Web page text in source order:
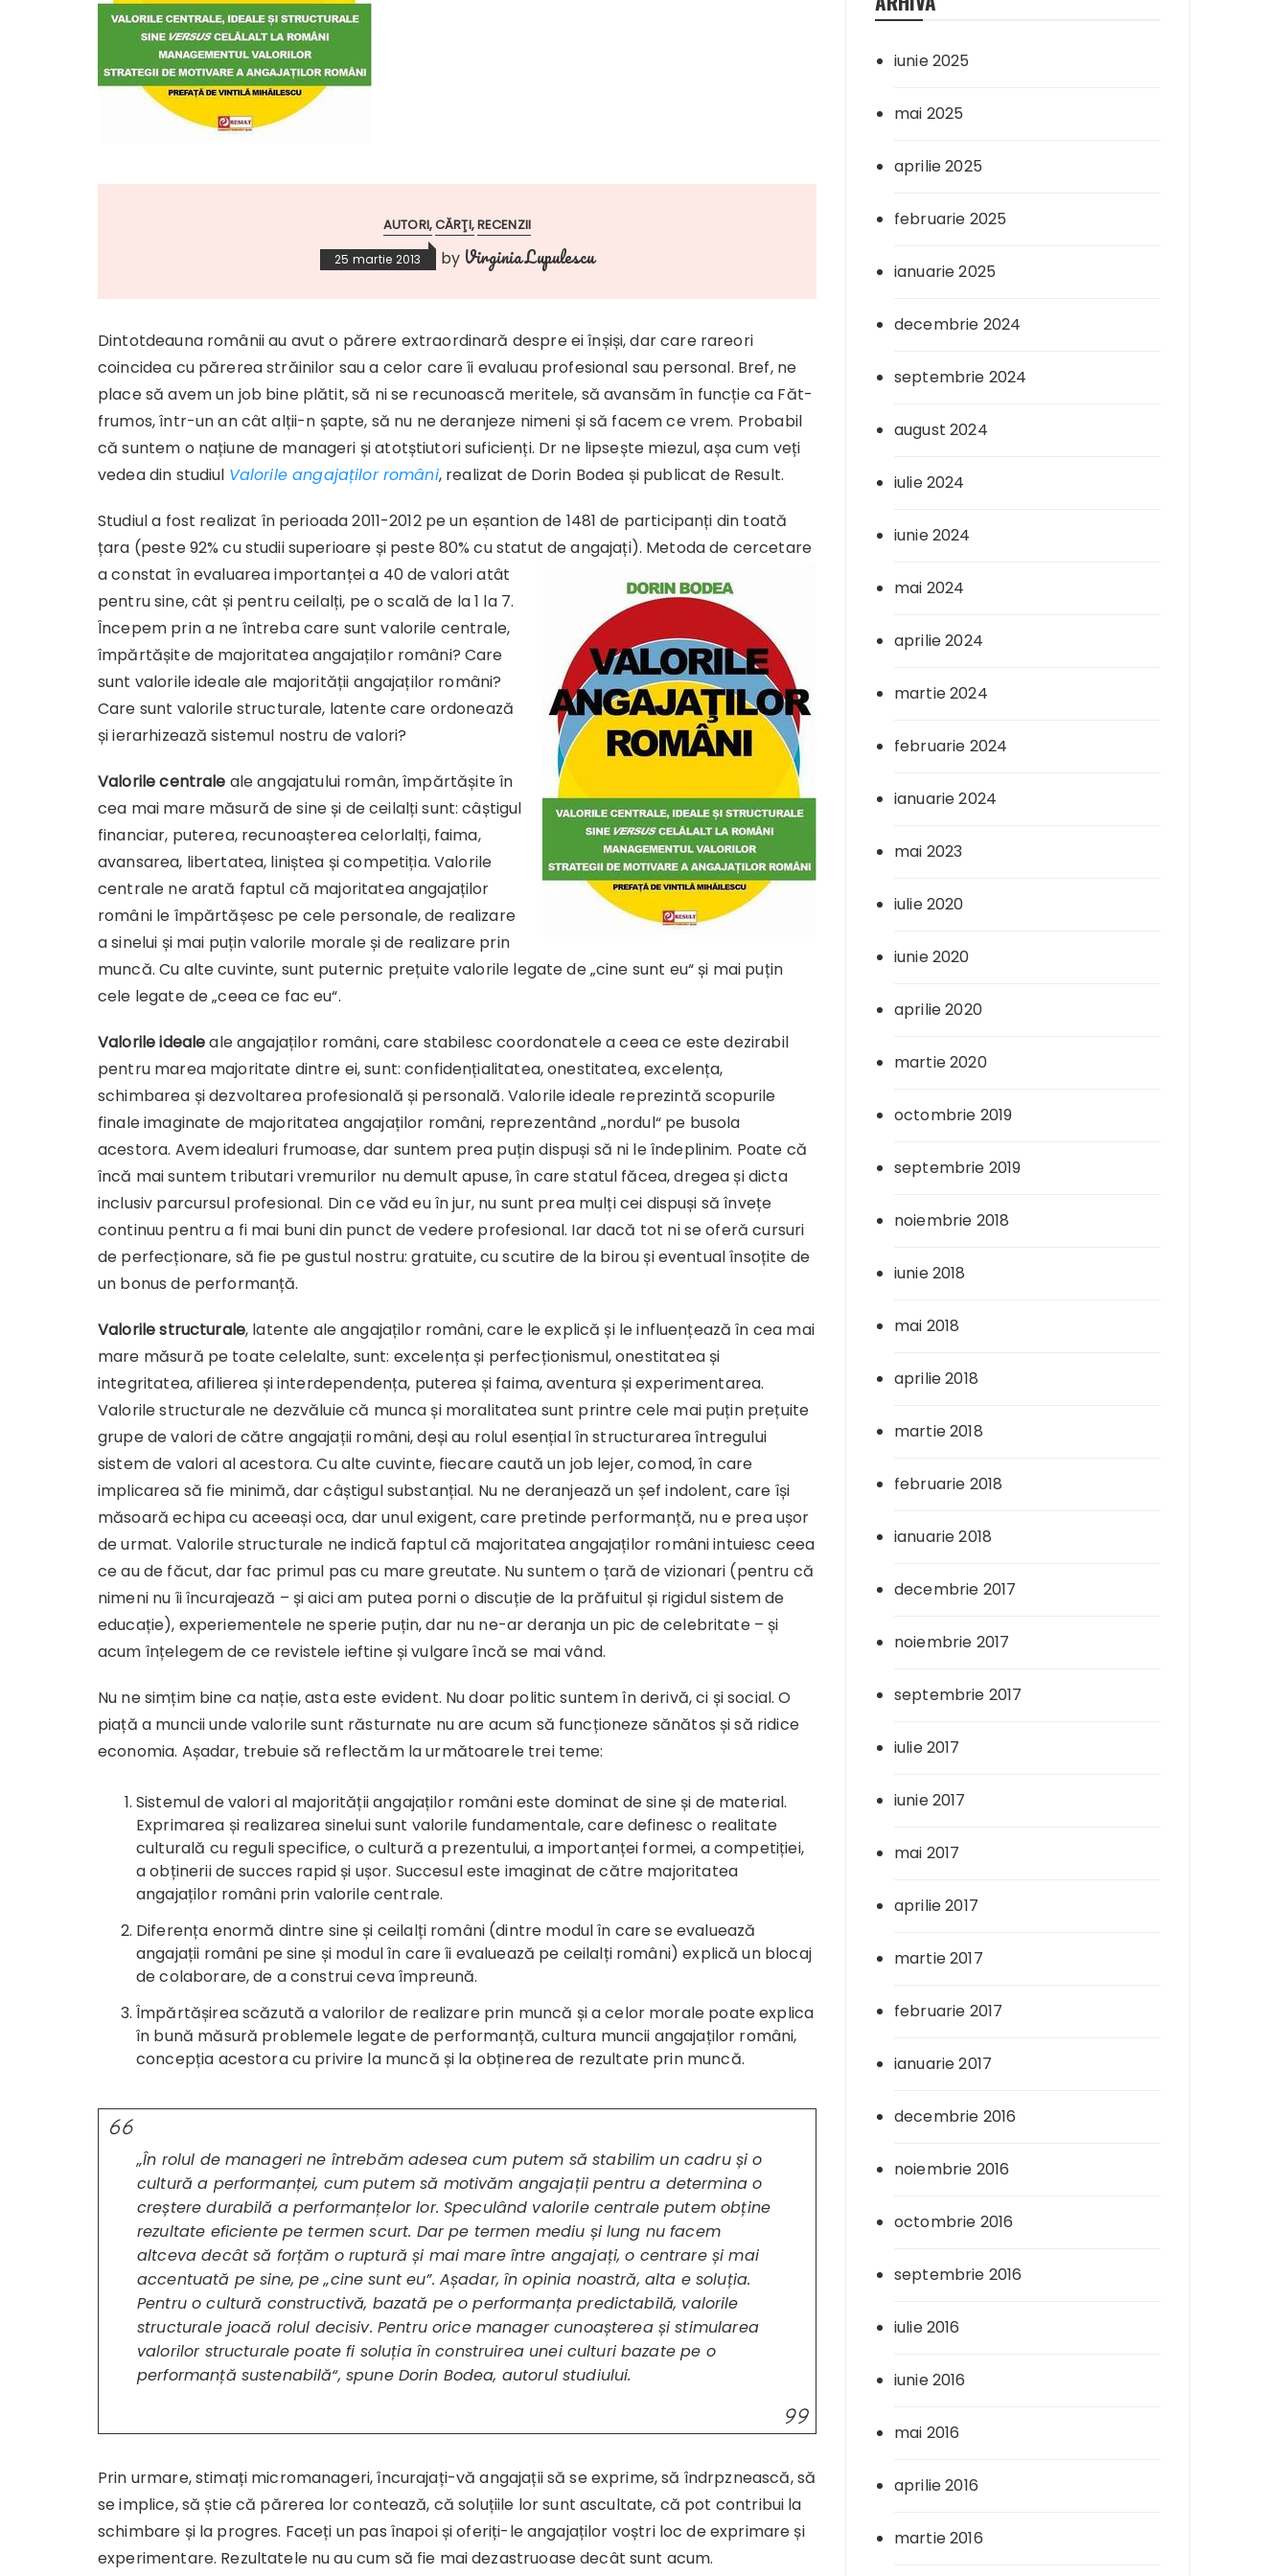
AUTORI CĂRŢI RECENZII
25 martie 2013 by Virginia Lupulescu
Dintotdeauna românii au avut o părere extraordinară despre ei înșiși, dar care rareori
coincidea cu părerea străinilor sau a celor care îi evaluau profesional sau personal. Bref, ne
place să avem un job bine plătit, să ni se recunoască meritele, să avansăm în funcție ca Făt-
frumos, într-un an cât alții-n șapte, să nu ne deranjeze nimeni și să facem ce vrem. Probabil
că suntem o națiune de manageri și atotștiutori suficienți. Dr ne lipsește miezul, așa cum veți
vedea din studiul Valorile angajaților români, realizat de Dorin Bodea și publicat de Result.
Studiul a fost realizat în perioada 2011-2012 pe un eșantion de 1481 de participanți din toată
țara (peste 92% cu studii superioare și peste 80% cu statut deangajați). Metoda de cercetare
a constat în evaluarea importanței a 40 de valori atât
pentru sine, cât și pentru ceilalți, pe o scală de la 1 la 7.
Începem prin a ne întreba care sunt valorile centrale,
împărtășite de majoritatea angajaților români? Care
sunt valorile ideale ale majorității angajaților români?
Care sunt valorile structurale, latente care ordonează
și ierarhizează sistemul nostru de valori?
Valorile centrale ale angajatului român, împărtășite în
cea mai mare măsură de sine și de ceilalți sunt: câștigul
financiar, puterea, recunoașterea celorlalți, faima,
avansarea, libertatea, liniștea și competiția. Valorile
centrale ne arată faptul că majoritatea angajaților
români le împărtășesc pe cele personale, de realizare
a sinelui și mai puțin valorile morale și de realizare prin
muncă. Cu alte cuvinte, sunt puternic prețuite valorile legate de „cine sunt eu“ și mai puțin
cele legate de „ceea ce fac eu“.
Valorile idealeale angajaților români, care stabilesc coordonatele a ceea ce este dezirabil
pentru marea majoritate dintre ei, sunt: confidențialitatea, onestitatea, excelența,
schimbarea și dezvoltarea profesională și personală. Valorile ideale reprezintă scopurile
finale imaginate de majoritatea angajaților români, reprezentând „nordul“ pe busola
acestora. Avem idealuri frumoase, dar suntem prea puțin dispuși să ni le îndeplinim. Poate că
încă mai suntem tributari vremurilor nu demult apuse, în care statul făcea, dregea și dicta
inclusiv parcursul profesional. Din ce văd eu în jur, nu sunt prea mulți cei dispuși să învețe
continuu pentru a fi mai buni din punct de vedere profesional. Iar dacă tot ni se oferă cursuri
de perfecționare, să fie pe gustul nostru: gratuite, cu scutire de la birou și eventual însoțite de
un bonus de performanță.
Valorile structurale, latente ale angajaților români, care le explică și le influențează în cea mai
mare măsură pe toate celelalte, sunt: excelența și perfecționismul, onestitatea și
integritatea, afilierea și interdependența, puterea și faima, aventura și experimentarea.
Valorile structurale ne dezvăluie că munca și moralitatea sunt printre cele mai puțin prețuite
grupe de valori de către angajații români, deși au rolul esențial în structurarea întregului
sistem de valori al acestora. Cu alte cuvinte, fiecare caută un job lejer, comod, în care
implicarea să fie minimă, dar câștigul substanțial. Nu ne deranjează un șef indolent, care își
măsoară echipa cu aceeași oca, dar unul exigent, care pretinde performanță, nu e prea ușor
de urmat. Valorile structurale ne indică faptul că majoritatea angajaților români intuiesc ceea
ce au de făcut, dar fac primul pas cu mare greutate. Nu suntem o țară de vizionari (pentru că
nimeni nu îi încurajează – și aici am putea porni o discuție de la prăfuitul și rigidul sistem de
educație), experiementele ne sperie puțin, dar nu ne-ar deranja un pic de celebritate – și
acum înțelegem de ce revistele ieftine și vulgare încă se mai vând.
Nu ne simțim bine ca nație, asta este evident. Nu doar politic suntem în derivă, ci și social. O
piață a muncii unde valorile sunt răsturnate nu are acum să funcționeze sănătos și să ridice
economia. Așadar, trebuie să reflectăm la următoarele trei teme:
Sistemul de valori al majorității angajaților români este dominat de sine și de material.
Exprimarea și realizarea sinelui sunt valorile fundamentale, care definesc o realitate
culturală cu reguli specifice, o cultură a prezentului, a importanței formei, a competiției,
a obținerii de succes rapid și ușor. Succesul este imaginat de către majoritatea
angajaților români prin valorile centrale.
Diferența enormă dintre sine și ceilalți români (dintre modul în care se evaluează
angajații români pe sine și modul în care îi evaluează pe ceilalți români) explică un blocaj
de colaborare, de a construi ceva împreună.
Împărtășirea scăzută a valorilor de realizare prin muncă și a celor morale poate explica
în bună măsură problemele legate de performanță, cultura muncii angajaților români,
concepția acestora cu privire la muncă și la obținerea de rezultate prin muncă.
„În rolul de manageri ne întrebăm adesea cum putem să stabilim un cadru și o
cultură a performanței, cum putem să motivăm angajații pentru a determina o
creștere durabilă a performanțelor lor. Speculând valorile centrale putem obține
rezultate eficiente pe termen scurt. Dar pe termen mediu și lung nu facem
altceva decât să forțăm o ruptură și mai mare între angajați, o centrare și mai
accentuată pe sine, pe „cine sunt eu”. Așadar, în opinia noastră, alta e soluția.
Pentru o cultură constructivă, bazată pe o performanța predictabilă, valorile
structurale joacă rolul decisiv. Pentru orice manager cunoașterea și stimularea
valorilor structurale poate fi soluția în construirea unei culturi bazate pe o
performanță sustenabilă“, spune Dorin Bodea, autorul studiului.
Prin urmare, stimați micromanageri, încurajați-vă angajații să se exprime, să îndrpznească, să
se implice, să știe că părerea lor contează, că soluțiile lor sunt ascultate, că pot contribui la
schimbare și la progres. Faceți un pas înapoi și oferiți-le angajaților voștri loc de exprimare și
experimentare. Rezultatele nu au cum să fie mai dezastruoase decât sunt acum.
iunie 2025
mai 2025
aprilie 2025
februarie 2025
ianuarie 2025
decembrie 2024
septembrie 2024
august 2024
iulie 2024
iunie 2024
mai 2024
aprilie 2024
martie 2024
februarie 2024
ianuarie 2024
mai 2023
iulie 2020
iunie 2020
aprilie 2020
martie 2020
octombrie 2019
septembrie 2019
noiembrie 2018
iunie 2018
mai 2018
aprilie 2018
martie 2018
februarie 2018
ianuarie 2018
decembrie 2017
noiembrie 2017
septembrie 2017
iulie 2017
iunie 2017
mai 2017
aprilie 2017
martie 2017
februarie 2017
ianuarie 2017
decembrie 2016
noiembrie 2016
octombrie 2016
septembrie 2016
iulie 2016
iunie 2016
mai 2016
aprilie 2016
martie 2016